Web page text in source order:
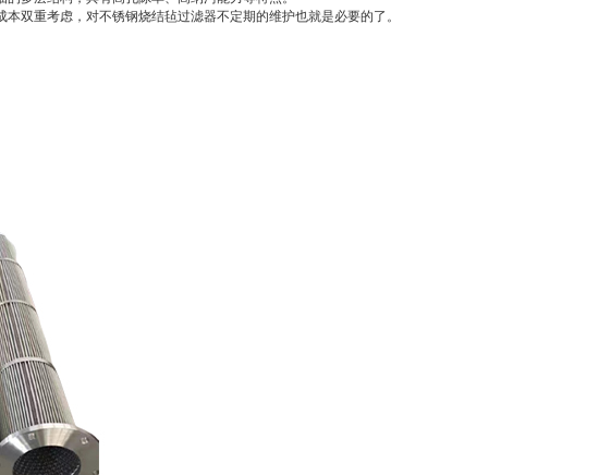
双重考虑，对不锈钢烧结毡过滤器不定期的维护也就是必要的了。